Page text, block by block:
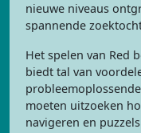
nieuwe niveaus
spannende
Het spelen van Red
biedt tal van
moeten uitzoeken
navigeren en